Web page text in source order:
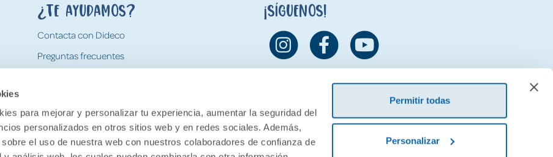
para mejorar y personalizar tu experiencia, aumentar la seguridad del
personalizados en otros sitios web y en redes sociales. Además,
el uso de nuestra web con nuestros colaboradores de confianza de
Permitir todas
Personalizar
¿Te ayudamos?
Contacta con Dideco
Preguntas frecuentes
Devoluciones
¡Síguenos!